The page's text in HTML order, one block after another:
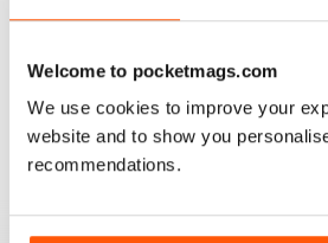
Welcome to pocketmags.com
We use cookies to improve your
website and to show you
recommendations.